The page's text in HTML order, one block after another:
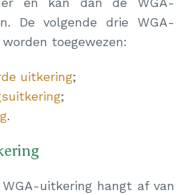
De volgende drie WGA-
toegewezen:
uitkering;
;
.
uitkering hangt af van